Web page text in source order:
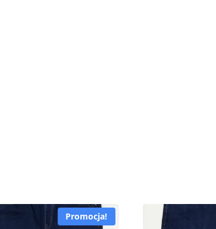
Promocja!